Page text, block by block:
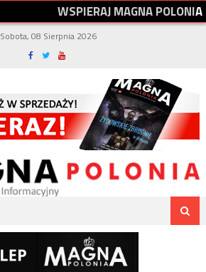
WSPIERAJMAGNAPOLONIA
Sobota, 08 Sierpnia 2026